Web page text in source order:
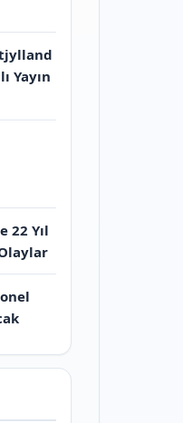
Yayın
22 Yıl